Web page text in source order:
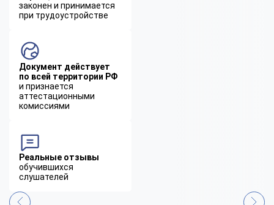
законен и принимается
при трудоустройстве
Документ действует
по всей территории РФ
и признается
аттестационными
комиссиями
Реальные отзывы
обучившихся
слушателей